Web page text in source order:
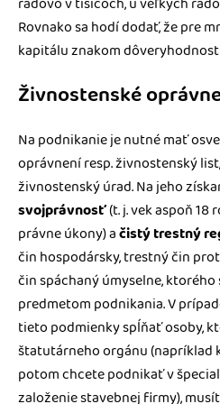
Rovnako sa hodí dodať, že pre
kapitálu znakom
Živnostenské
Na podnikanie je nutné mať
oprávnení resp. živnostenský
živnostenský úrad. Na jeho
svojprávnosť(t. j. vek aspoň
právne úkony) ačistý trestný
čin hospodársky, trestný čin
čin spáchaný úmyselne,
predmetom podnikania. V
tieto podmienky spĺňať osoby,
štatutárneho orgánu (napríklad
potom chcete podnikať v
založenie stavebnej firmy),